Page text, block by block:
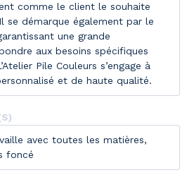
comme le client le souhaite
se démarque également par le
une grande
aux besoins spécifiques
Pile Couleurs s’engage à
et de haute qualité.
avec toutes les matières,
foncé